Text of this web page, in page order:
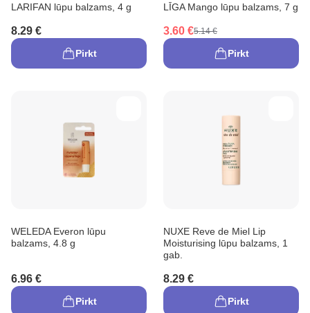
LARIFAN lūpu balzams, 4 g
8.29 €
Pirkt
LĪGA Mango lūpu balzams, 7 g
3.60 €5.14 €
Pirkt
WELEDA Everon lūpu
balzams, 4.8 g
6.96 €
Pirkt
NUXE Reve de Miel Lip
Moisturising lūpu balzams, 1
gab.
8.29 €
Pirkt